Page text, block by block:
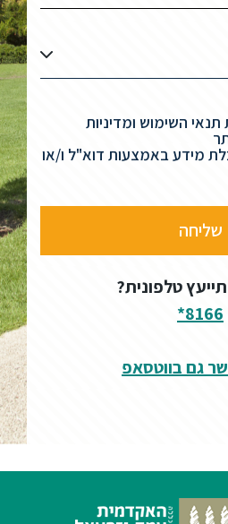
השימוש ומדיניות
מידע באמצעות דוא"ל ו/או
טלפונית?
8166*
גם בווטסאפ